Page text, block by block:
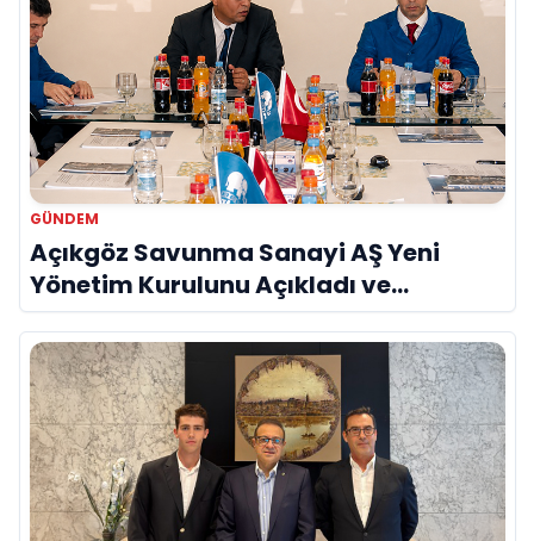
GÜNDEM
Açıkgöz Savunma Sanayi AŞ Yeni
Yönetim Kurulunu Açıkladı ve
Savunma Sanayinde Küresel Vizyon
Vurgusu